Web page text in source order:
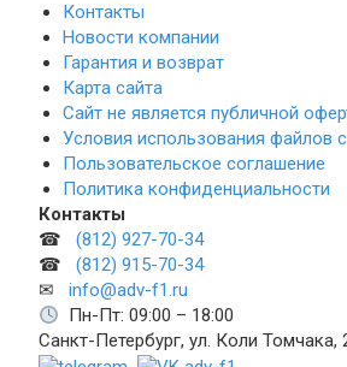
Контакты
Новости компании
Гарантия и возврат
Карта сайта
Сайт не является публичной
Условия использования файлов
Пользовательское соглашение
Политика конфиденциальности
Контакты
☎ (812) 927-70-34
☎ (812) 915-70-34
✉ info@adv-f1.ru
Пн-Пт: 09:00 – 18:00
Санкт-Петербург, ул. Коли Томчака,